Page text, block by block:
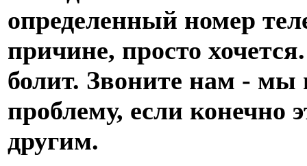
определенный номер
причине, просто
болит. Звоните нам -
проблему, если конечно
другим.